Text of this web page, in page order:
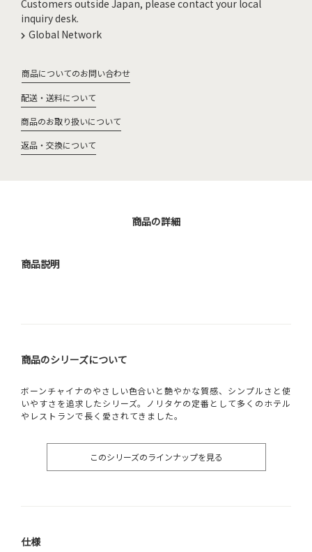
Customers outside Japan, please contact your local
inquiry desk.
Global Network
商品についてのお問い合わせ
配送・送料について
商品のお取り扱いについて
返品・交換について
商品の詳細
商品説明
商品のシリーズについて
ボーンチャイナのやさしい色合いと艶やかな質感、シンプルさと使
いやすさを追求したシリーズ。ノリタケの定番として多くのホテル
やレストランで長く愛されてきました。
このシリーズのラインナップを見る
仕様